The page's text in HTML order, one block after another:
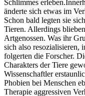
Schlimmes
änderte sich etwas im
Schon bald legten sie
Tieren. Allerdings
Artgenossen. Was ihr
sich also resozialisieren,
folgerten die Forscher.
Charakters der Tiere
Wissenschaftler
Phobien bei Menschen
Therapie aggressiven